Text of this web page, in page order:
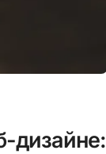
дизайне: